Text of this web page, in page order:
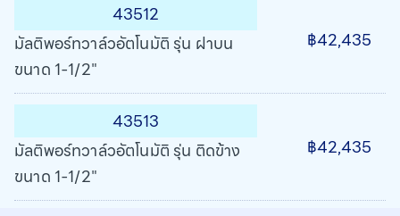
43512
มัลติพอร์ทวาล์วอัตโนมัติ รุ่น ฝาบน
ขนาด 1-1/2"
฿42,435
43513
มัลติพอร์ทวาล์วอัตโนมัติ รุ่น ติดข้าง
ขนาด 1-1/2"
฿42,435